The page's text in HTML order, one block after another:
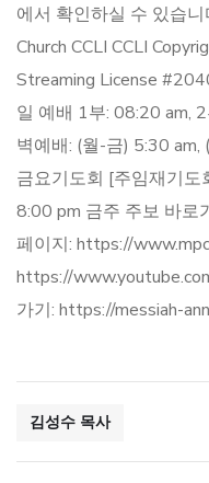
에서 확인하실 수 있습
Church CCLI CCLI
Streaming License
일 예배 1부: 08:20​ am,
벽예배: (월-금) 5:30​
금요기도회 [주임재기도
8:00 pm 금주 주보 바로
페이지: https://
https://
가기: https://messiah-
김성수 목사